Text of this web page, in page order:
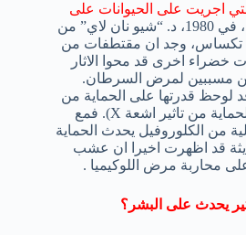
اجريت على الحيوانات على
على سبيل المثل، في 1980، د. “شيو نان لاي” من
تكساس، وجد ان مقتطفات من
اخرى قد محوا الاثار
مسببين لمرض السرطان.
لوحظ قدرتها على الحماية من
اضرار الاشعاع (مثل الحماية من تاثير اشعة X). فمع
من الكلوروفيل يحدث الحماية
قد اظهرت اخيرا ان عشب
محاربة مرض اللوكيميا .
يحدث على البشر؟